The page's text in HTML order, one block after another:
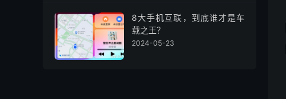
8大手机互联，到底谁才是车
载之王？
2024-05-23